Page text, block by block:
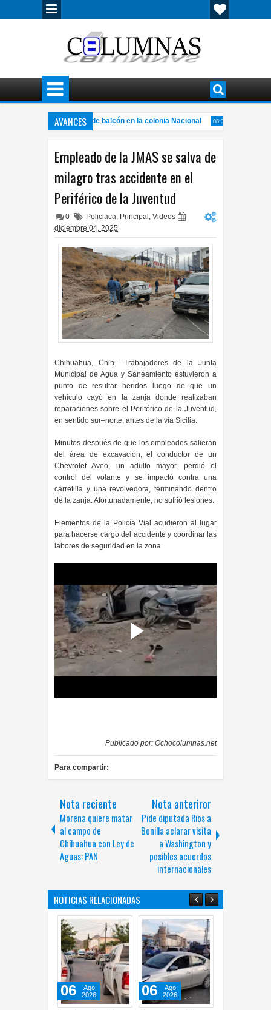
AVANCES
lesiona hombre al caer de balcón en la colonia Nacional 08:38 AM
Empleado de la JMAS se salva de
milagro tras accidente en el
Periférico de la Juventud
0 Policiaca, Principal , Videos
diciembre 04, 2025
Chihuahua, Chih.- Trabajadores de la Junta
Municipal de Agua y Saneamiento estuvieron a
punto de resultar heridos luego de que un
vehículo cayó en la zanja donde realizaban
reparaciones sobre el Periférico de la Juventud,
en sentido sur–norte, antes de la vía Sicilia.
Minutos después de que los empleados salieran
del área de excavación, el conductor de un
Chevrolet Aveo, un adulto mayor, perdió el
control del volante y se impactó contra una
carretilla y una revolvedora, terminando dentro
de la zanja. Afortunadamente, no sufrió lesiones.
Elementos de la Policía Vial acudieron al lugar
para hacerse cargo del accidente y coordinar las
labores de seguridad en la zona.
Publicado por: Ochocolumnas.net
Para compartir:
Nota reciente
Morena quiere matar
al campo de
Chihuahua con Ley de
Aguas: PAN
Nota anteriror
Pide diputada Ríos a
Bonilla aclarar visita
a Washington y
posibles acuerdos
internacionales
NOTICIAS RELACIONADAS
2026
06
2026
07